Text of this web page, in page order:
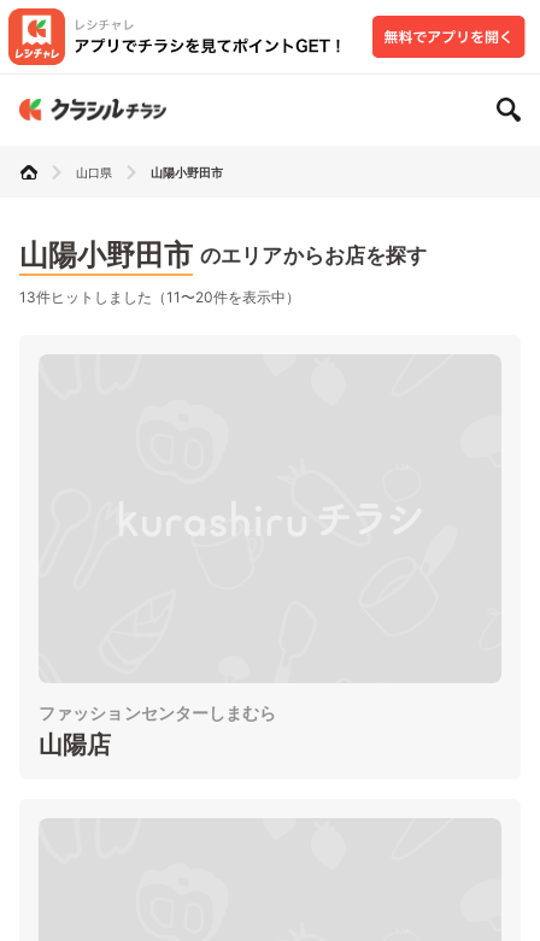
山口県 山陽小野田市
山陽小野田市 のエリアからお店を探す
13件ヒットしました（11〜20件を表示中）
ファッションセンターしまむら
山陽店